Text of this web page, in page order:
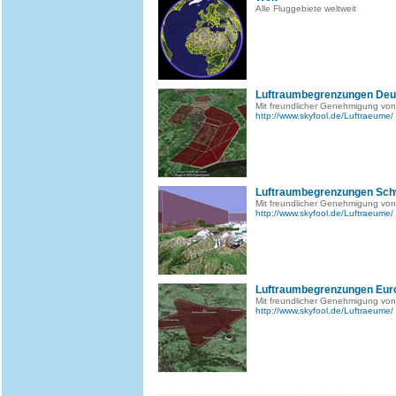
Alle Fluggebiete weltweit
Luftraumbegrenzungen
Mit freundlicher Genehmigung
http://www.skyfool.de/Luftraeume/
Luftraumbegrenzungen
Mit freundlicher Genehmigung
http://www.skyfool.de/Luftraeume/
Luftraumbegrenzungen
Mit freundlicher Genehmigung
http://www.skyfool.de/Luftraeume/